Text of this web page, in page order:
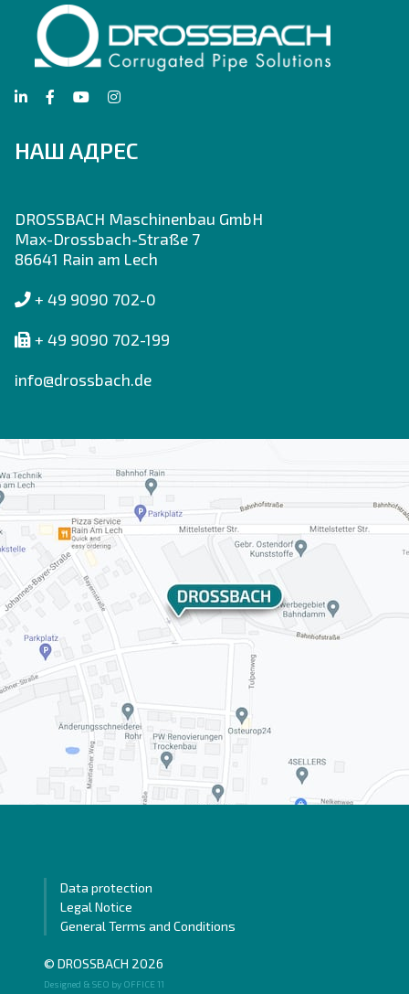
НАШ АДРЕС
DROSSBACH Maschinenbau GmbH
Max-Drossbach-Straße 7
86641 Rain am Lech
+ 49 9090 702-0
+ 49 9090 702-199
info@drossbach.de
Data protection
Legal Notice
General Terms and Conditions
© DROSSBACH 2026
Designed & SEO by OFFICE 11